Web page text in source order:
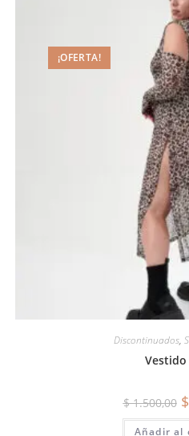
¡OFERTA!
Discontinuados,
Vestido
$1.500,00 $
Añadir al